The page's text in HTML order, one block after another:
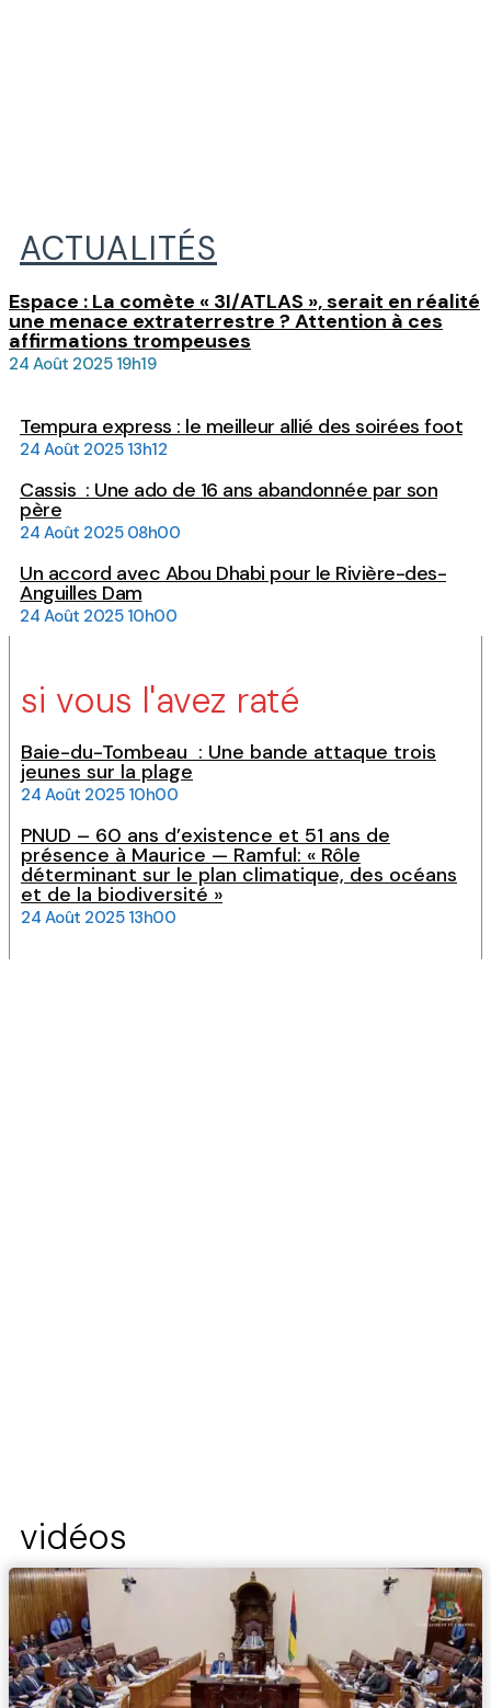
ACTUALITÉS
Espace : La comète « 3I/ATLAS », serait en réalité
une menace extraterrestre ? Attention à ces
affirmations trompeuses
24 Août 2025 19h19
Tempura express : le meilleur allié des soirées foot
24 Août 2025 13h12
Cassis : Une ado de 16 ans abandonnée par son
père
24 Août 2025 08h00
Un accord avec Abou Dhabi pour le Rivière-des-
Anguilles Dam
24 Août 2025 10h00
si vous l'avez raté
Baie-du-Tombeau : Une bande attaque trois
jeunes sur la plage
24 Août 2025 10h00
PNUD – 60 ans d’existence et 51 ans de
présence à Maurice — Ramful: « Rôle
déterminant sur le plan climatique, des océans
et de la biodiversité »
24 Août 2025 13h00
vidéos